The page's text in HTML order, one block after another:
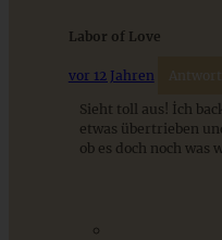
Labor of Love
vor 12 Jahren
Sieht toll aus! İch
etwas übertrieben
ob es doch noch was